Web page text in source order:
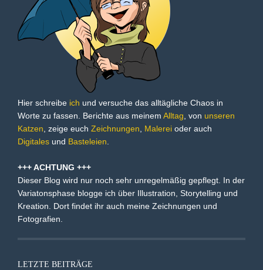
Hier schreibe ich und versuche das alltägliche Chaos in
Worte zu fassen. Berichte aus meinem Alltag , von unseren
Katzen , zeige euch Zeichnungen Malerei oder auch
Digitales und Basteleien
+++ ACHTUNG +++
Dieser Blog wird nur noch sehr unregelmäßig gepflegt. In der
Variatonsphase blogge ich über Illustration, Storytelling und
Kreation. Dort findet ihr auch meine Zeichnungen und
Fotografien.
LETZTE BEITRÄGE